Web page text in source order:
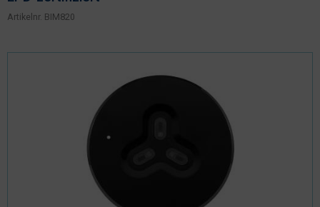
Artikelnr. BIM820